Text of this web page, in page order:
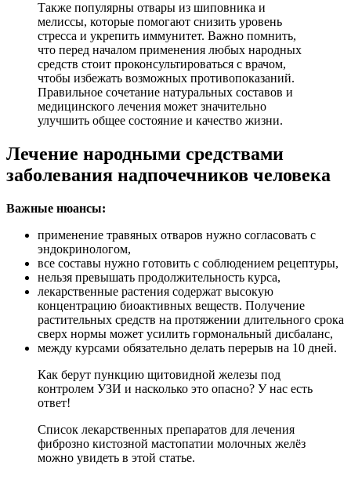
Также популярны отвары из шиповника и
мелиссы, которые помогают снизить уровень
стресса и укрепить иммунитет. Важно помнить,
что перед началом применения любых народных
средств стоит проконсультироваться с врачом,
чтобы избежать возможных противопоказаний.
Правильное сочетание натуральных составов и
медицинского лечения может значительно
улучшить общее состояние и качество жизни.
Лечение народными средствами
заболевания надпочечников человека
Важные нюансы:
применение травяных отваров нужно согласовать с
эндокринологом,
все составы нужно готовить с соблюдением рецептуры,
нельзя превышать продолжительность курса,
лекарственные растения содержат высокую
концентрацию биоактивных веществ. Получение
растительных средств на протяжении длительного срока
сверх нормы может усилить гормональный дисбаланс,
между курсами обязательно делать перерыв на 10 дней.
Как берут пункцию щитовидной железы под
контролем УЗИ и насколько это опасно? У нас есть
ответ!
Список лекарственных препаратов для лечения
фиброзно кистозной мастопатии молочных желёз
можно увидеть в этой статье.